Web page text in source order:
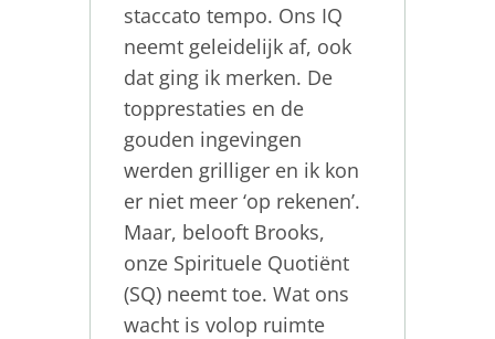
staccato tempo. Ons IQ
neemt geleidelijk af, ook
dat ging ik merken. De
topprestaties en de
gouden ingevingen
werden grilliger en ik kon
er niet meer ‘op rekenen’.
Maar, belooft Brooks,
onze Spirituele Quotiënt
(SQ) neemt toe. Wat ons
wacht is volop ruimte